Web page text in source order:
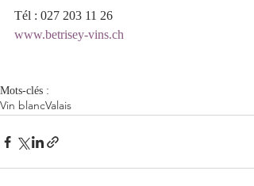
Tél : 027 203 11 26
www.betrisey-vins.ch
Mots-clés :
Vin blancValais